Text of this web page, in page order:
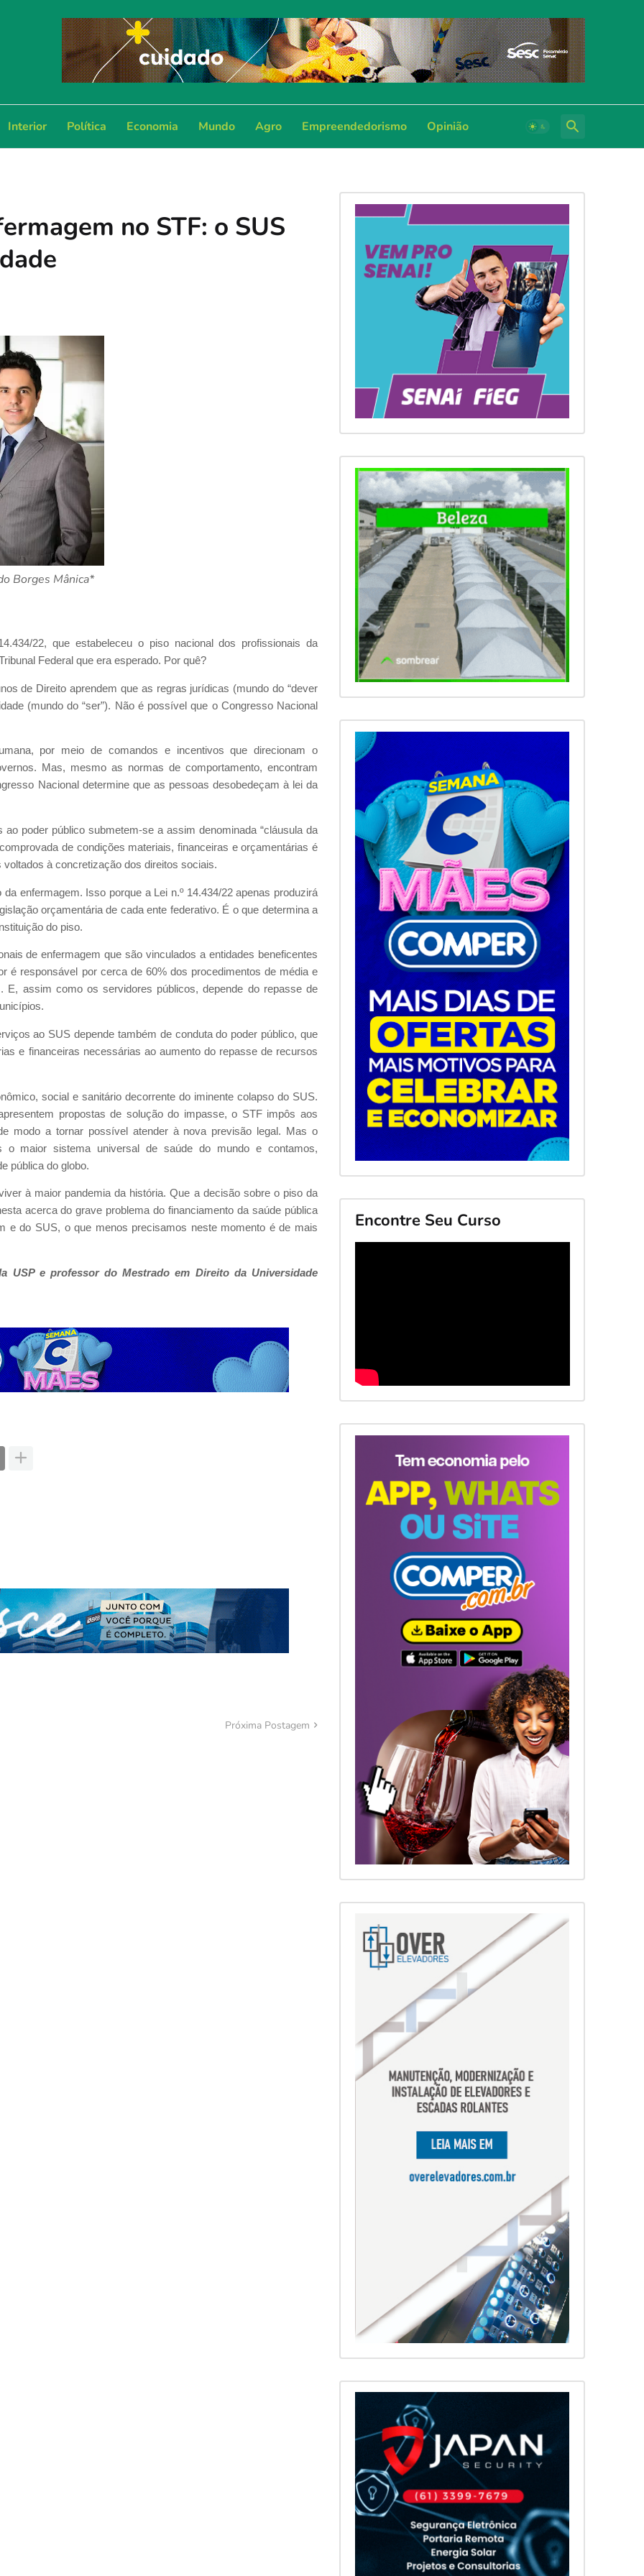
Interior Política Economia Mundo Agro Empreendedorismo Opinião
no STF: o SUS
Borges Mânica*
22, que estabeleceu o piso nacional dos profissionais da
Federal que era esperado. Por quê?
de Direito aprendem que as regras jurídicas (mundo do “dever
(mundo do “ser”). Não é possível que o Congresso Nacional
por meio de comandos e incentivos que direcionam o
Mas, mesmo as normas de comportamento, encontram
Nacional determine que as pessoas desobedeçam à lei da
poder público submetem-se a assim denominada “cláusula da
de condições materiais, financeiras e orçamentárias é
à concretização dos direitos sociais.
enfermagem. Isso porque a Lei n.º 14.434/22 apenas produzirá
orçamentária de cada ente federativo. É o que determina a
do piso.
de enfermagem que são vinculados a entidades beneficentes
é responsável por cerca de 60% dos procedimentos de média e
E, assim como os servidores públicos, depende do repasse de
ao SUS depende também de conduta do poder público, que
e financeiras necessárias ao aumento do repasse de recursos
social e sanitário decorrente do iminente colapso do SUS.
propostas de solução do impasse, o STF impôs aos
modo a tornar possível atender à nova previsão legal. Mas o
maior sistema universal de saúde do mundo e contamos,
pública do globo.
à maior pandemia da história. Que a decisão sobre o piso da
acerca do grave problema do financiamento da saúde pública
e do SUS, o que menos precisamos neste momento é de mais
USP e professor do Mestrado em Direito da Universidade
Próxima Postagem
Encontre Seu Curso